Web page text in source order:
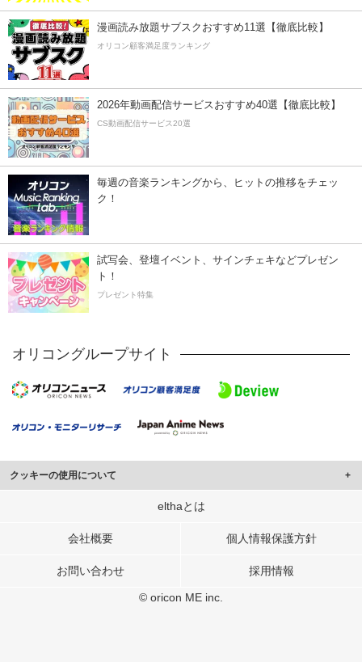
漫画読み放題サブスクおすすめ11選【徹底比較】
オリコン顧客満足度ランキング
2026年動画配信サービスおすすめ40選【徹底比較】
CS動画配信サービス20選
毎週の音楽ランキングから、ヒットの推移をチェッ
ク！
試写会、登壇イベント、サインチェキなどプレゼン
ト！
プレゼント特集
オリコングループサイト
クッキーの使用について
このサイトでは Cookie を使用して、ユーザーに合わせたコンテンツや広告の
行っています。
メディアや広告配信、データ解析の各パートナーに提供しています。
elthaとは
会社概要 個人情報保護方針
お問い合わせ 採用情報
© oricon ME inc.